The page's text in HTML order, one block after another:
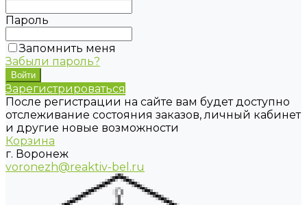
Пароль
Запомнить меня
Забыли пароль?
Зарегистрироваться
После регистрации на сайте вам будет доступно
отслеживание состояния заказов, личный кабинет
и другие новые возможности
Корзина
г. Воронеж
voronezh@reaktiv-bel.ru